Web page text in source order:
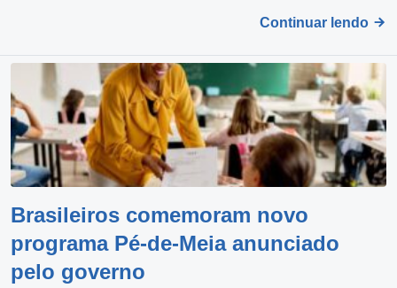
Continuar lendo
Brasileiros comemoram novo
programa Pé-de-Meia anunciado
pelo governo